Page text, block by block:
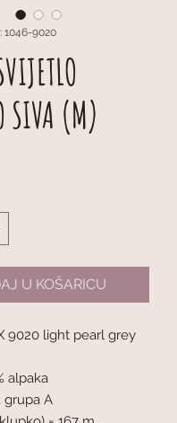
1046-9020
SIVA (M)
U KOŠARICU
9020 light pearl grey
alpaka
grupa A